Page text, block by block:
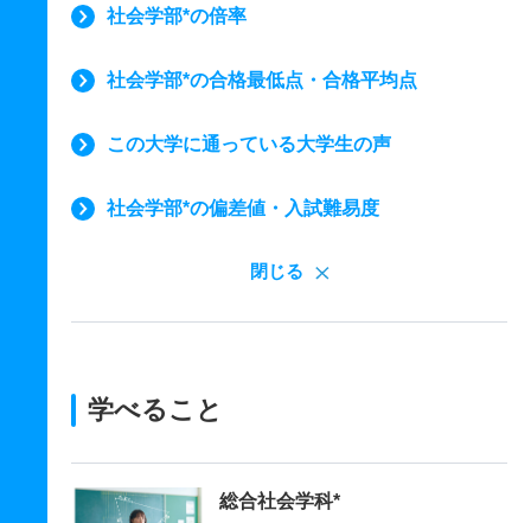
社会学部*の倍率
社会学部*の合格最低点・合格平均点
この大学に通っている大学生の声
社会学部*の偏差値・入試難易度
閉じる
学べること
総合社会学科*